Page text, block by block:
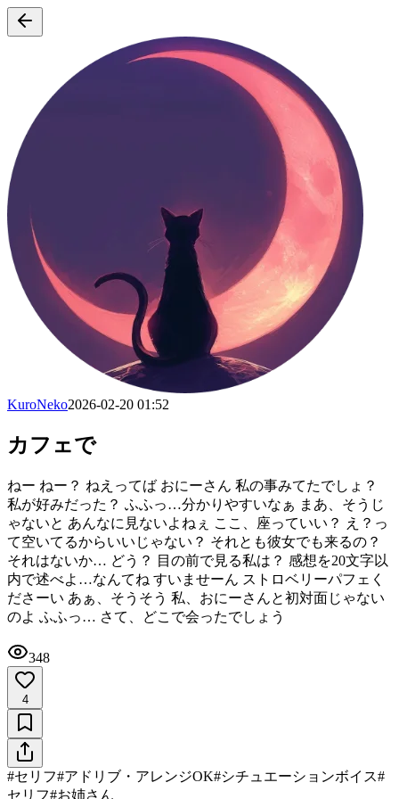
KuroNeko2026-02-20 01:52
カフェで
ねー ねー？ ねえってば おにーさん 私の事みてたでしょ？
私が好みだった？ ふふっ…分かりやすいなぁ まあ、そうじ
ゃないと あんなに見ないよねぇ ここ、座っていい？ え？っ
て空いてるからいいじゃない？ それとも彼女でも来るの？
それはないか… どう？ 目の前で見る私は？ 感想を20文字以
内で述べよ…なんてね すいませーん ストロベリーパフェく
ださーい あぁ、そうそう 私、おにーさんと初対面じゃない
のよ ふふっ… さて、どこで会ったでしょう
348
4
#セリフ#アドリブ・アレンジOK#シチュエーションボイス#
セリフ#お姉さん